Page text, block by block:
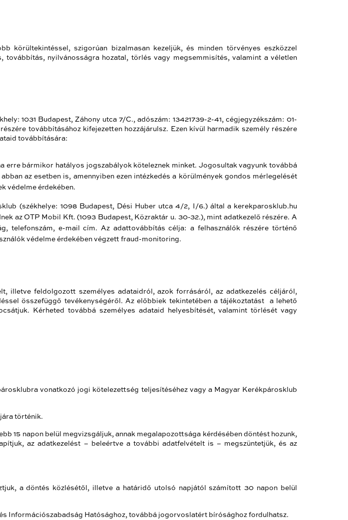
körültekintéssel, szigorúan bizalmasan kezeljük, és minden törvényes eszközzel
továbbítás, nyilvánosságra hozatal, törlés vagy megsemmisítés, valamint a véletlen
1031 Budapest, Záhony utca 7/C., adószám: 13421739-2-41, cégjegyzékszám: 01-
továbbításához kifejezetten hozzájárulsz. Ezen kívül harmadik személy részére
továbbítására:
erre bármikor hatályos jogszabályok köteleznek minket. Jogosultak vagyunk továbbá
az esetben is, amennyiben ezen intézkedés a körülmények gondos mérlegelését
védelme érdekében.
(székhelye: 1098 Budapest, Dési Huber utca 4/2, I/6.) által a kerekparosklub.hu
az OTP Mobil Kft. (1093 Budapest, Közraktár u. 30-32.), mint adatkezelő részére. A
telefonszám, e-mail cím. Az adattovábbítás célja: a felhasználók részére történő
védelme érdekében végzett fraud-monitoring.
illetve feldolgozott személyes adataidról, azok forrásáról, az adatkezelés céljáról,
összefüggő tevékenységéről. Az előbbiek tekintetében a tájékoztatást a lehető
Kérheted továbbá személyes adataid helyesbítését, valamint törlését vagy
vonatkozó jogi kötelezettség teljesítéséhez vagy a Magyar Kerékpárosklub
történik.
15 napon belül megvizsgáljuk, annak megalapozottsága kérdésében döntést hozunk,
az adatkezelést – beleértve a további adatfelvételt is – megszüntetjük, és az
a döntés közlésétől, illetve a határidő utolsó napjától számított 30 napon belül
Információszabadság Hatósághoz, továbbá jogorvoslatért bírósághoz fordulhatsz.